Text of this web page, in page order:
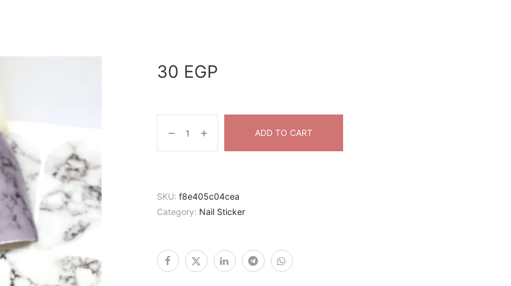
30 EGP
ADD TO CART
SKU: f8e405c04cea
Category: Nail Sticker